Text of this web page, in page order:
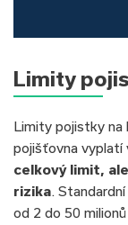
Limity
Limity pojistky na
pojišťovna vyplatí
celkový limit,
rizika.
od 2 do 50